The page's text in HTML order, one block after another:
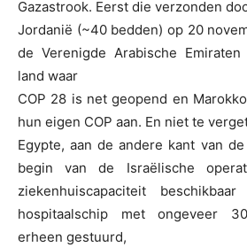
Gazastrook. Eerst die verzonden
Jordanië (~40 bedden) op 20
de Verenigde Arabische
land waar
COP 28 is net geopend en
hun eigen COP aan. En niet te
Egypte, aan de andere kant van
begin van de Israëlische
ziekenhuiscapaciteit
hospitaalschip met ongeveer
erheen gestuurd,